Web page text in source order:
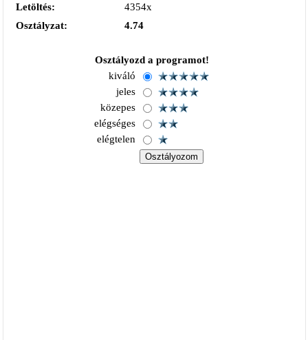
Letöltés:
4354x
Osztályzat:
4.74
Osztályozd a programot!
kiváló
jeles
közepes
elégséges
elégtelen